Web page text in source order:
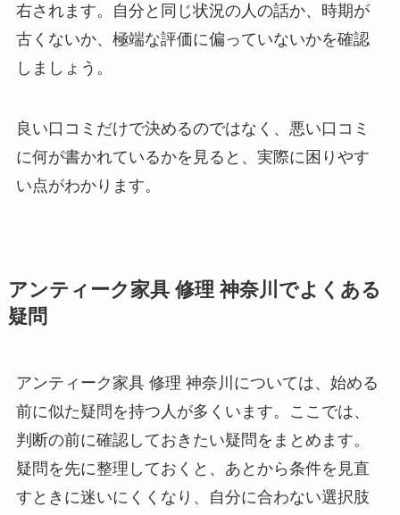
右されます。自分と同じ状況の人の話か、時期が
古くないか、極端な評価に偏っていないかを確認
しましょう。
良い口コミだけで決めるのではなく、悪い口コミ
に何が書かれているかを見ると、実際に困りやす
い点がわかります。
アンティーク家具 修理 神奈川でよくある
疑問
アンティーク家具 修理 神奈川については、始める
前に似た疑問を持つ人が多くいます。ここでは、
判断の前に確認しておきたい疑問をまとめます。
疑問を先に整理しておくと、あとから条件を見直
すときに迷いにくくなり、自分に合わない選択肢